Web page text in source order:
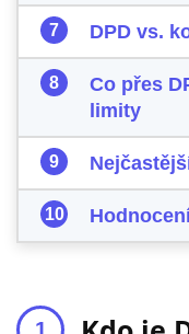
DPD vs.
Co přes
limity